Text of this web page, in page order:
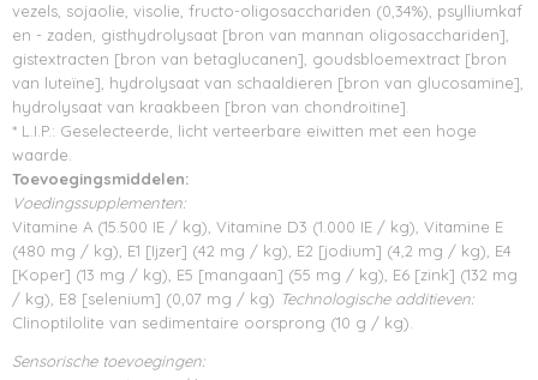
vezels, sojaolie, visolie, fructo-oligosacchariden (0,34%), psylliumkaf
en - zaden, gisthydrolysaat [bron van mannan oligosacchariden],
gistextracten [bron van betaglucanen], goudsbloemextract [bron
van luteïne], hydrolysaat van schaaldieren [bron van glucosamine],
hydrolysaat van kraakbeen [bron van chondroitine].
* L.I.P.: Geselecteerde, licht verteerbare eiwitten met een hoge
waarde.
Toevoegingsmiddelen:
Voedingssupplementen:
Vitamine A (15.500 IE / kg), Vitamine D3 (1.000 IE / kg), Vitamine E
(480 mg / kg), E1 [Ijzer] (42 mg / kg), E2 [jodium] (4,2 mg / kg), E4
[Koper] (13 mg / kg), E5 [mangaan] (55 mg / kg), E6 [zink] (132 mg
/ kg), E8 [selenium] (0,07 mg / kg) Technologische additieven:
Clinoptilolite van sedimentaire oorsprong (10 g / kg).
Sensorische toevoegingen: